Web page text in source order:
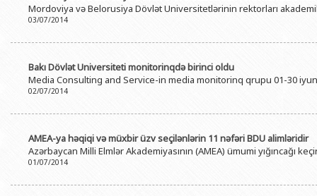
BDU-nun məzunları
BDU-da tədris olunan ixtisaslar
İnsan resursları və hüquq şöbəsi
Keyfiyyətin təminatı, monitorinq
İdman-sağlamlıq Mərkəzi
Geologiya fakültəsi
Beynəlxalq
İnformasiya və
Publik
Mordoviya və Belorusiya Dövlət Universitetlərinin rektorları
03/07/2014
Bakı Dövlət Universiteti monitorinqdə birinci oldu
Media Consulting and Service-in media monitorinq qrupu 01-30
02/07/2014
AMEA-ya həqiqi və müxbir üzv seçilənlərin 11 nəfəri BDU alimləridir
Azərbaycan Milli Elmlər Akademiyasının (AMEA) ümumi yığıncağı
01/07/2014